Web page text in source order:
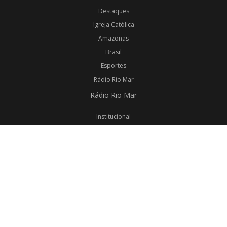
Destaques
Igreja Católica
Amazonas
Brasil
Esportes
Rádio Rio Mar
Rádio Rio Mar
Institucional